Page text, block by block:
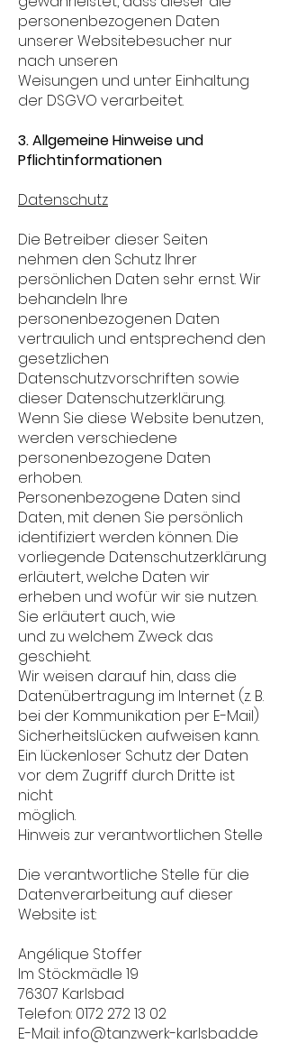
personenbezogenen Daten
unserer Websitebesucher nur
nach unseren
Weisungen und unter Einhaltung
der DSGVO verarbeitet.
3. Allgemeine Hinweise und
Pflichtinformationen
Datenschutz
Die Betreiber dieser Seiten
nehmen den Schutz Ihrer
persönlichen Daten sehr ernst. Wir
behandeln Ihre
personenbezogenen Daten
vertraulich und entsprechend den
gesetzlichen
Datenschutzvorschriften sowie
dieser Datenschutzerklärung.
Wenn Sie diese Website benutzen,
werden verschiedene
personenbezogene Daten
erhoben.
Personenbezogene Daten sind
Daten, mit denen Sie persönlich
identifiziert werden können. Die
vorliegende Datenschutzerklärung
erläutert, welche Daten wir
erheben und wofür wir sie nutzen.
Sie erläutert auch, wie
und zu welchem Zweck das
geschieht.
Wir weisen darauf hin, dass die
Datenübertragung im Internet (z. B.
bei der Kommunikation per E-Mail)
Sicherheitslücken aufweisen kann.
Ein lückenloser Schutz der Daten
vor dem Zugriff durch Dritte ist
nicht
möglich.
Hinweis zur verantwortlichen Stelle
Die verantwortliche Stelle für die
Datenverarbeitung auf dieser
Website ist:
Angélique Stoffer
Im Stöckmädle 19
76307 Karlsbad
Telefon: 0172 272 13 02
E-Mail: info@tanzwerk-karlsbad.de